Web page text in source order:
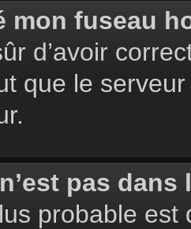
mon fuseau
d’avoir
que le
pas dans
probable est